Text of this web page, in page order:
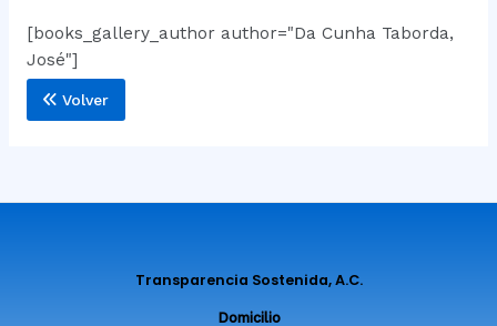
[books_gallery_author author="Da Cunha Taborda,
José"]
Volver
Transparencia Sostenida, A.C.
Domicilio